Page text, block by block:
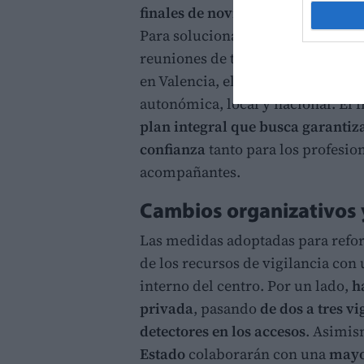
finales de noviembre
debido a
Para solucionar la situación, la
reuniones de trabajo con los
en Valencia, el Ayuntamiento de
autonómica, local y nacional. El
plan integral que busca
confianza tanto para los
acompañantes.
Cambios organizativos
Las medidas adoptadas para
de los recursos de vigilancia
interno del centro. Por un lado,
privada, pasando de dos a tres
detectores en los accesos.
Estado colaborarán con una